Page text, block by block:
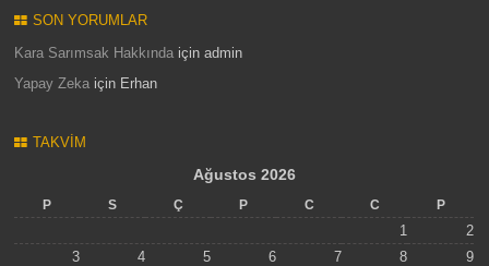
SON YORUMLAR
Kara Sarımsak Hakkında içinadmin
Yapay Zeka için Erhan
TAKVIM
Ağustos 2026
P S Ç P C C P
1
2
3
4 5 6 7 8
9